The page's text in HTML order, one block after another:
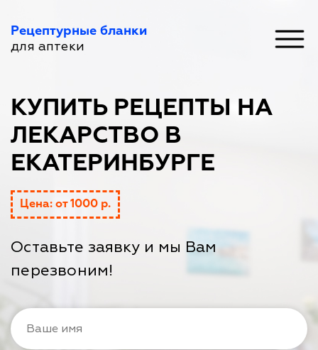
Рецептурные бланки
для аптеки
КУПИТЬ РЕЦЕПТЫ НА
ЛЕКАРСТВО В
ЕКАТЕРИНБУРГЕ
Цена: от 1000 р.
Оставьте заявку и мы Вам
перезвоним!